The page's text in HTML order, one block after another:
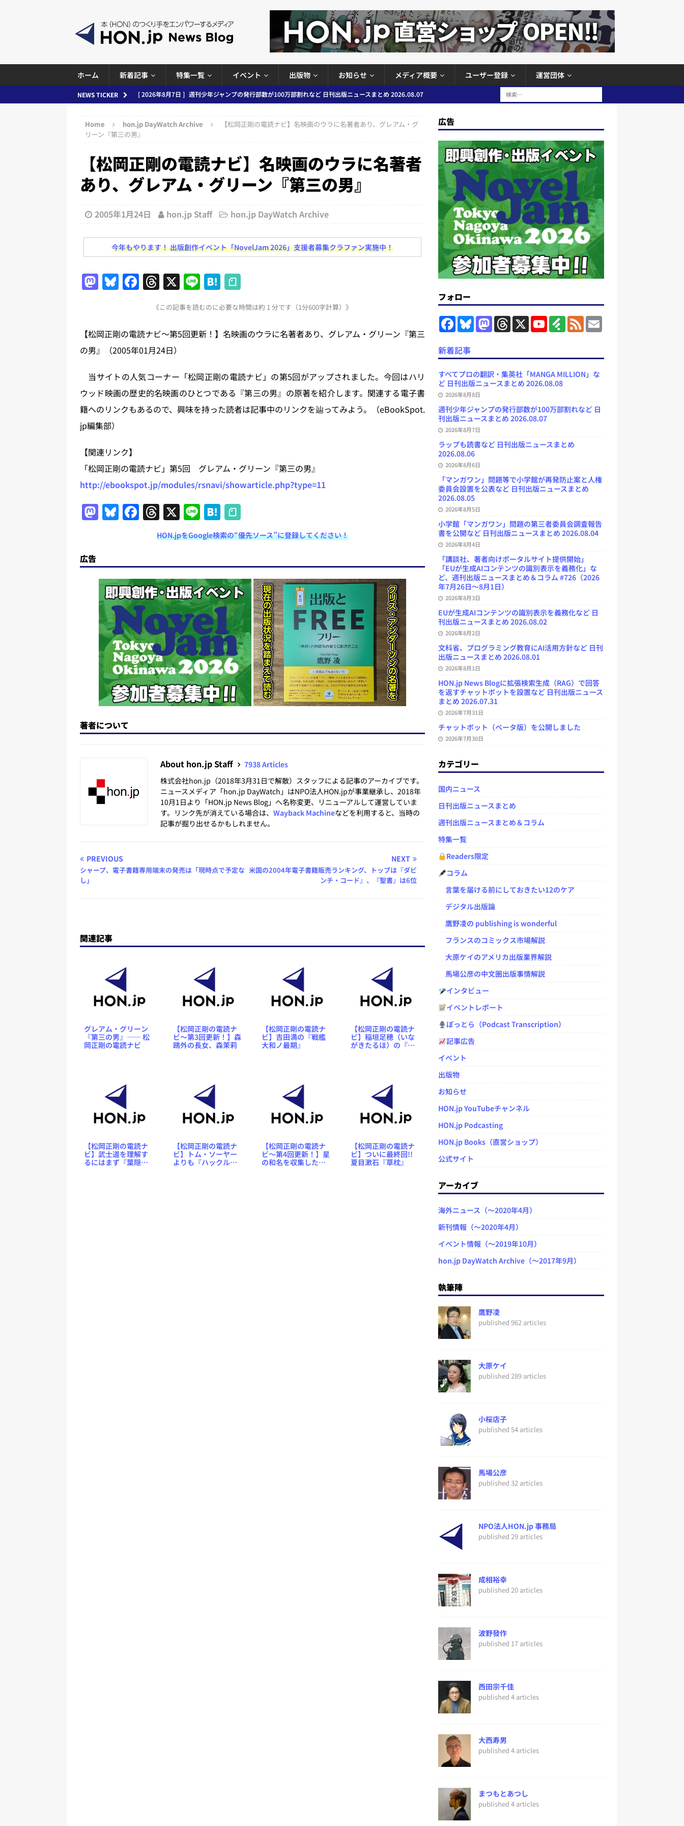
ホーム 新着記事 特集一覧 イベント 出版物 お知らせ メディア概要 ユーザー登録 運営団体
NEWS TICKER [ 2026年8月7日 ] 週刊少年ジャンプの発行部数が100万部割れなど 日刊出版ニュースまとめ 2026.08.07
[ 2026年8月6日 ] ラップも読書など 日刊出版ニュースまとめ 2026.08.06
日刊出版ニュースまとめ
ースまとめ 2026.08.05
日刊出版ニュースまとめ
[ 2026年8月4日 ]
小学館「マンガワン」問題の第三者委員会調査報告書を公開など 日刊出版ニュースまと
[ 2026年8月3日 ] 「講談社、著者向けポータルサイト提供開始」「EUが生成AIコンテンツの識別表示を義
とめ＆コラム
日刊出版ニュースまとめ
[ 2026年7月31日 ] HON.jp News Blogに拡張検索生成（RAG）で回答を返すチャットボットを設置など
日刊出版ニュースまとめ 2026.07.31
[ 2026年8月8日 ]
すべてプロの翻訳・集英社「MANGA MILLION」など 日刊出版ニュースまとめ
2026.08.08
日刊出版ニュースまとめ
Home hon.jp DayWatch Archive
【松岡正剛の電読ナビ】名映画のウラに名著者あり、グレアム・グ
リーン『第三の男』
【松岡正剛の電読ナビ】名映画のウラに名著者
あり、グレアム・グリーン『第三の男』
2005年1月24日 hon.jp Staff hon.jp DayWatch Archive
今年もやります！ 出版創作イベント「NovelJam 2026」支援者募集クラファン実施中！
M
o
d
n
Bl
s
k
F
e
b
o
k
T
re
a
d
X Li
n
e
H
at
e
n
《この記事を読むのに必要な時間は約 1 分です（1分600字計算）》
【松岡正剛の電読ナビ～第5回更新！】名映画のウラに名著者あり、グレアム・グリーン『第三
の男』（2005年01月24日）
当サイトの人気コーナー「松岡正剛の電読ナビ」の第5回がアップされました。今回はハリ
ウッド映画の歴史的名映画のひとつである『第三の男』の原著を紹介します。関連する電子書
籍へのリンクもあるので、興味を持った読者は記事中のリンクを辿ってみよう。（eBookSpot.
jp編集部）
【関連リンク】
「松岡正剛の電読ナビ」第5回 グレアム・グリーン『第三の男』
http://ebookspot.jp/modules/rsnavi/showarticle.php?type=11
M
a
o
d
o
n
Bl
u
s
k
y
F
a
e
b
o
o
k
T
h
re
a
d
s
X Li
n
e
H
at
e
n
a
HON.jpをGoogle検索の“優先ソース”に登録してください！
広告
著者について
About hon.jp Staff
7938 Articles
株式会社hon.jp（2018年3月31日で解散）スタッフによる記事のアーカイブです。
ニュースメディア「hon.jp DayWatch」はNPO法人HON.jpが事業継承し、2018年
10月1日より「HON.jp News Blog」へ名称変更、リニューアルして運営していま
す。リンク先が消えている場合は、 Wayback Machineなどを利用すると、当時の
記事が掘り出せるかもしれません。
PREVIOUS
シャープ、電子書籍専用端末の発売は「現時点で予定な
し」
NEXT
米国の2004年電子書籍販売ランキング、トップは『ダビ
ンチ・コード』、『聖書』は6位
関連記事
グレアム・グリーン
『第三の男』―― 松
岡正剛の電読ナビ
【松岡正剛の電読ナ
ビ〜第3回更新！】森
鴎外の長女、森茉莉
【松岡正剛の電読ナ
ビ】吉田満の『戦艦
大和ノ最期』
【松岡正剛の電読ナ
ビ】稲垣足穂（いな
がきたるほ）の『一
【松岡正剛の電読ナ
ビ】武士道を理解す
るにはまず『葉隠
【松岡正剛の電読ナ
ビ】トム・ソーヤー
よりも『ハックルベ
【松岡正剛の電読ナ
ビ～第4回更新！】星
の和名を収集した名
【松岡正剛の電読ナ
ビ】ついに最終回!!
夏目漱石『草枕』
広告
フォロー
F
a
e
b
o
o
k
B
l
k
y
M
a
d
o
n
T
h
d
s
X
Y
o
b
e
C
h
n
e
F
e
y
F
e
E
m
新着記事
すべてプロの翻訳・集英社「MANGA MILLION」な
ど 日刊出版ニュースまとめ 2026.08.08
2026年8月8日
週刊少年ジャンプの発行部数が100万部割れなど 日
刊出版ニュースまとめ 2026.08.07
2026年8月7日
ラップも読書など 日刊出版ニュースまとめ
2026.08.06
2026年8月6日
「マンガワン」問題等で小学館が再発防止案と人権
委員会設置を公表など 日刊出版ニュースまとめ
2026.08.05
2026年8月5日
小学館「マンガワン」問題の第三者委員会調査報告
書を公開など 日刊出版ニュースまとめ 2026.08.04
2026年8月4日
「講談社、著者向けポータルサイト提供開始」
「EUが生成AIコンテンツの識別表示を義務化」な
ど、週刊出版ニュースまとめ＆コラム #726（2026
年7月26日～8月1日）
2026年8月3日
EUが生成AIコンテンツの識別表示を義務化など 日
刊出版ニュースまとめ 2026.08.02
2026年8月2日
文科省、プログラミング教育にAI活用方針など 日刊
出版ニュースまとめ 2026.08.01
2026年8月1日
HON.jp News Blogに拡張検索生成（RAG）で回答
を返すチャットボットを設置など 日刊出版ニュース
まとめ 2026.07.31
2026年7月31日
チャットボット（ベータ版）を公開しました
2026年7月30日
カテゴリー
国内ニュース
日刊出版ニュースまとめ
週刊出版ニュースまとめ＆コラム
特集一覧
Readers限定
コラム
言葉を届ける前にしておきたい12のケア
デジタル出版論
鷹野凌の publishing is wonderful
フランスのコミックス市場解説
大原ケイのアメリカ出版業界解説
馬場公彦の中文圏出版事情解説
インタビュー
イベントレポート
ぽっとら（Podcast Transcription）
記事広告
イベント
出版物
お知らせ
HON.jp YouTubeチャンネル
HON.jp Podcasting
HON.jp Books（直営ショップ）
公式サイト
アーカイブ
海外ニュース（～2020年4月）
新刊情報（～2020年4月）
イベント情報（～2019年10月）
hon.jp DayWatch Archive（～2017年9月）
執筆陣
鷹野凌
published 962 articles
大原ケイ
published 289 articles
小桜店子
published 54 articles
馬場公彦
published 32 articles
NPO法人HON.jp 事務局
published 29 articles
成相裕幸
published 20 articles
波野發作
published 17 articles
西田宗千佳
published 4 articles
大西寿男
published 4 articles
まつもとあつし
published 4 articles